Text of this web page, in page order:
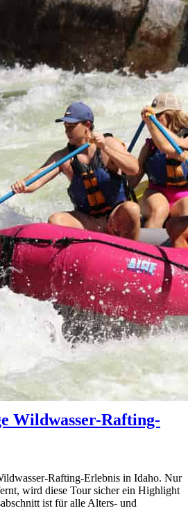
Wildwasser-Rafting-
Rafting-Erlebnis in Idaho. Nur
wird diese Tour sicher ein Highlight
ist für alle Alters- und